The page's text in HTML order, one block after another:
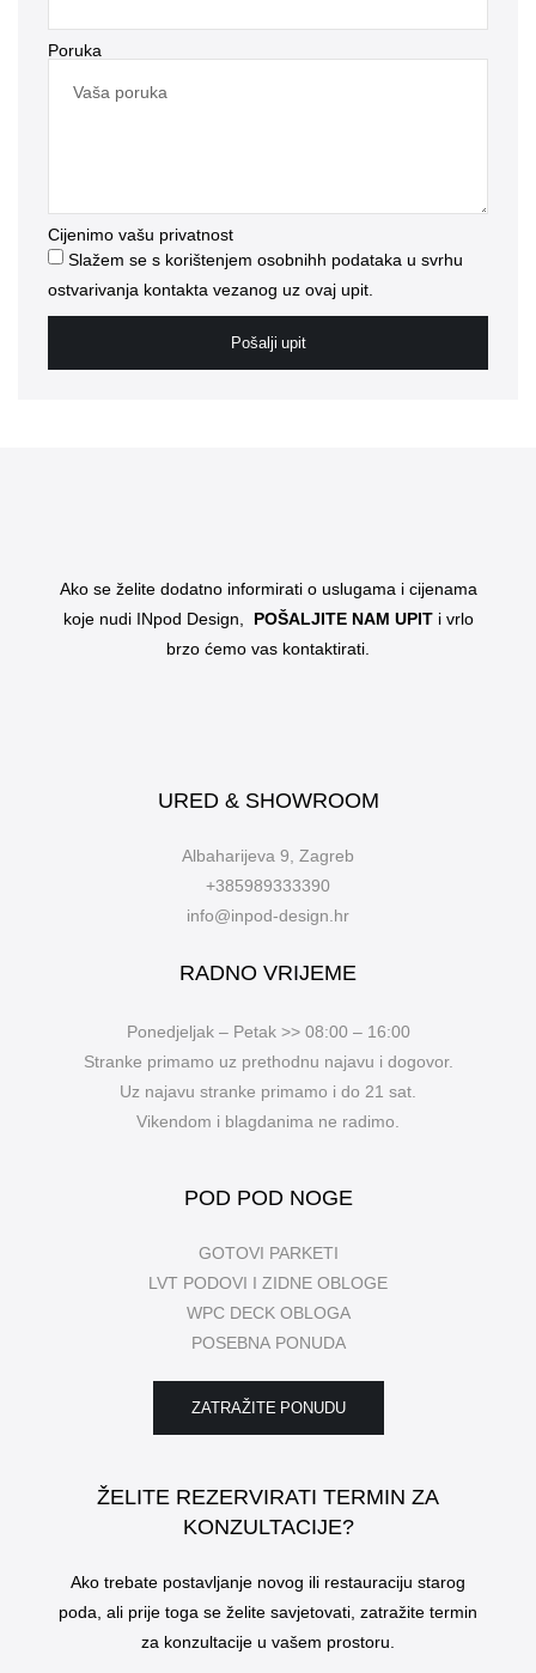
Poruka
Cijenimo vašu privatnost
Slažem se s korištenjem osobnihh podataka u svrhu
ostvarivanja kontakta vezanog uz ovaj upit.
Pošalji upit
Ako se želite dodatno informirati o uslugama i cijenama
koje nudi INpod Design, POŠALJITE NAM UPITi vrlo
brzo ćemo vas kontaktirati.
URED & SHOWROOM
Albaharijeva 9, Zagreb
+385989333390
info@inpod-design.hr
RADNO VRIJEME
Ponedjeljak – Petak >> 08:00 – 16:00
Stranke primamo uz prethodnu najavu i dogovor.
Uz najavu stranke primamo i do 21 sat.
Vikendom i blagdanima ne radimo.
POD POD NOGE
GOTOVI PARKETI
LVT PODOVI I ZIDNE OBLOGE
WPC DECK OBLOGA
POSEBNA PONUDA
ZATRAŽITE PONUDU
ŽELITE REZERVIRATI TERMIN ZA
KONZULTACIJE?
Ako trebate postavljanje novog ili restauraciju starog
poda, ali prije toga se želite savjetovati, zatražite termin
za konzultacije u vašem prostoru.